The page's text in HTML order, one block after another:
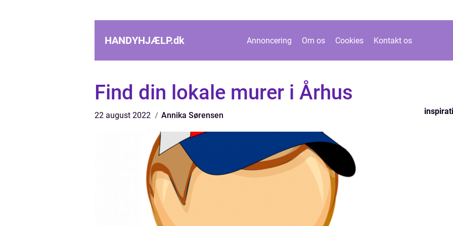
HANDYHJÆLP.dk Annoncering Om os Cookies Kontakt os
Find din lokale murer i Århus
22 august 2022 Annika Sørensen